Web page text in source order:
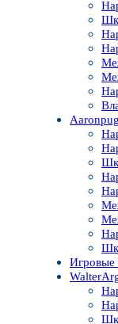
Aaronpug
Игровые